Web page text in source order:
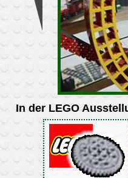
In der LEGO